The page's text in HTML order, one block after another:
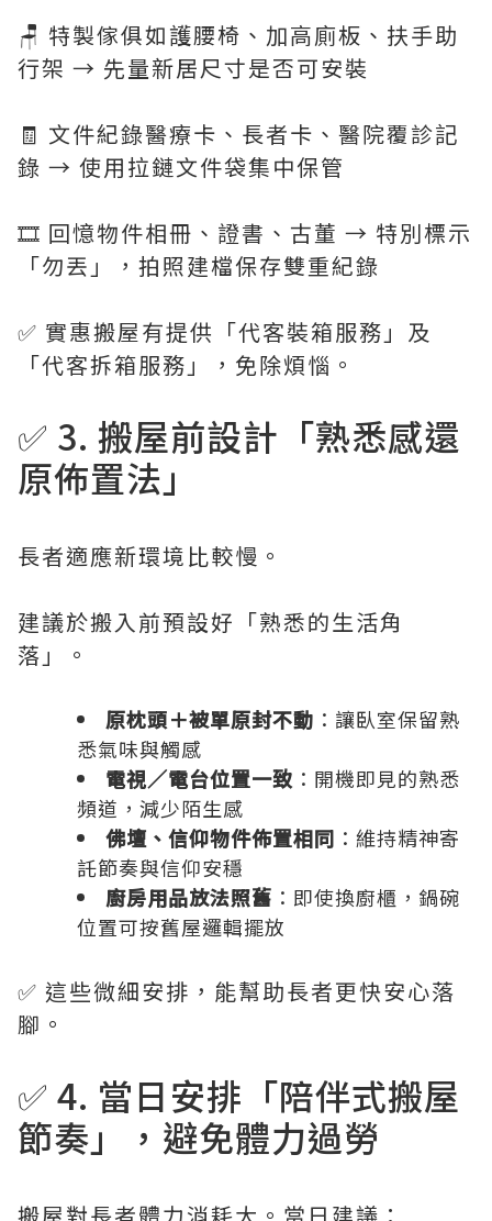
🪑 特製傢俱如護腰椅、加高廁板、扶手助
行架 → 先量新居尺寸是否可安裝
🧾 文件紀錄醫療卡、長者卡、醫院覆診記
錄 → 使用拉鏈文件袋集中保管
🎞️ 回憶物件相冊、證書、古董 → 特別標示
「勿丟」，拍照建檔保存雙重紀錄
✅ 實惠搬屋有提供「代客裝箱服務」及
「代客拆箱服務」，免除煩惱。
✅ 3. 搬屋前設計「熟悉感還
原佈置法」
長者適應新環境比較慢。
建議於搬入前預設好「熟悉的生活角
落」。
原枕頭＋被單原封不動 ：讓臥室保留熟
悉氣味與觸感
電視／電台位置一致 ：開機即見的熟悉
頻道，減少陌生感
佛壇、信仰物件佈置相同 ：維持精神寄
託節奏與信仰安穩
廚房用品放法照舊 ：即使換廚櫃，鍋碗
位置可按舊屋邏輯擺放
✅ 這些微細安排，能幫助長者更快安心落
腳。
✅ 4. 當日安排「陪伴式搬屋
節奏」，避免體力過勞